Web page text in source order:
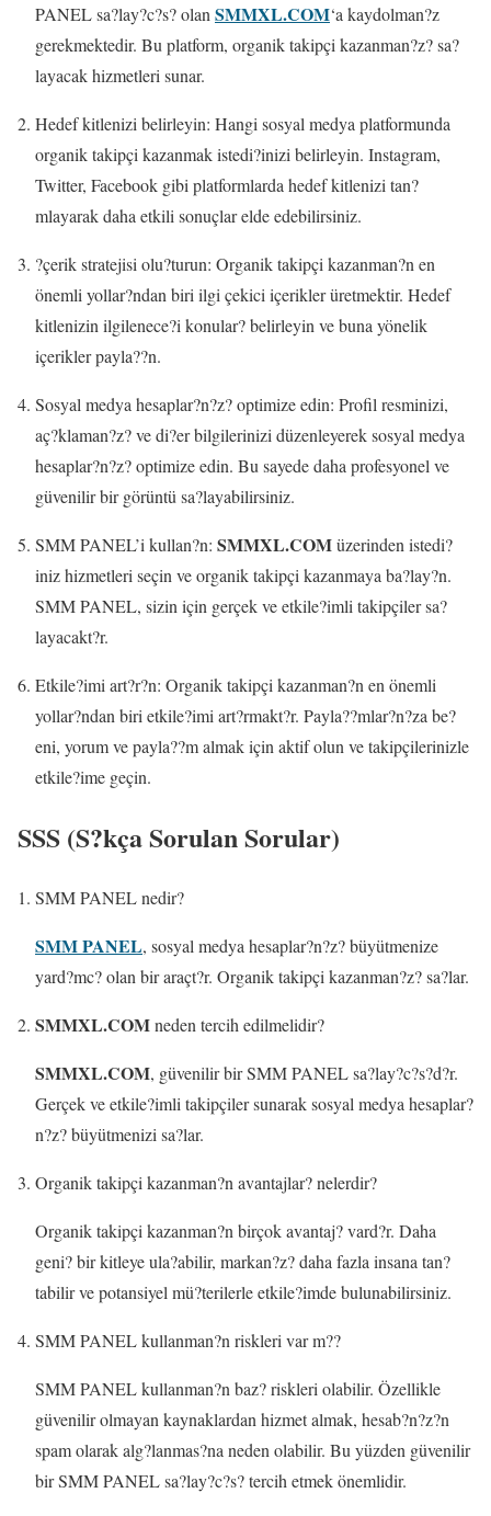
PANEL sa?lay?c?s? olanSMMXL.COM‘a kaydolman?z
gerekmektedir. Bu platform, organik takipçi kazanman?z? sa?
layacak hizmetleri sunar.
Hedef kitlenizi belirleyin: Hangi sosyal medya platformunda
organik takipçi kazanmak istedi?inizi belirleyin. Instagram,
Twitter, Facebook gibi platformlarda hedef kitlenizi tan?
mlayarak daha etkili sonuçlar elde edebilirsiniz.
?çerik stratejisi olu?turun: Organik takipçi kazanman?n en
önemli yollar?ndan biri ilgi çekici içerikler üretmektir. Hedef
kitlenizin ilgilenece?i konular? belirleyin ve buna yönelik
içerikler payla??n.
Sosyal medya hesaplar?n?z? optimize edin: Profil resminizi,
aç?klaman?z? ve di?er bilgilerinizi düzenleyerek sosyal medya
hesaplar?n?z? optimize edin. Bu sayede daha profesyonel ve
güvenilir bir görüntü sa?layabilirsiniz.
SMM PANEL’i kullan?n: SMMXL.COMüzerinden istedi?
iniz hizmetleri seçin ve organik takipçi kazanmaya ba?lay?n.
SMM PANEL, sizin için gerçek ve etkile?imli takipçiler sa?
layacakt?r.
Etkile?imi art?r?n: Organik takipçi kazanman?n en önemli
yollar?ndan biri etkile?imi art?rmakt?r. Payla??mlar?n?za be?
eni, yorum ve payla??m almak için aktif olun ve takipçilerinizle
etkile?ime geçin.
SSS (S?kça Sorulan Sorular)
SMM PANEL nedir?
SMM PANEL, sosyal medya hesaplar?n?z? büyütmenize
yard?mc? olan bir araçt?r. Organik takipçi kazanman?z? sa?lar.
SMMXL.COMneden tercih edilmelidir?
SMMXL.COM, güvenilir bir SMM PANEL sa?lay?c?s?d?r.
Gerçek ve etkile?imli takipçiler sunarak sosyal medya hesaplar?
n?z? büyütmenizi sa?lar.
Organik takipçi kazanman?n avantajlar? nelerdir?
Organik takipçi kazanman?n birçok avantaj? vard?r. Daha
geni? bir kitleye ula?abilir, markan?z? daha fazla insana tan?
tabilir ve potansiyel mü?terilerle etkile?imde bulunabilirsiniz.
SMM PANEL kullanman?n riskleri var m??
SMM PANEL kullanman?n baz? riskleri olabilir. Özellikle
güvenilir olmayan kaynaklardan hizmet almak, hesab?n?z?n
spam olarak alg?lanmas?na neden olabilir. Bu yüzden güvenilir
bir SMM PANEL sa?lay?c?s? tercih etmek önemlidir.